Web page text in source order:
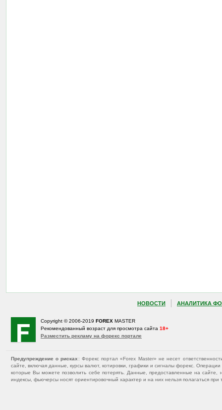
НОВОСТИ АНАЛИТИКА
Copyright © 2006-2019 FOREX MASTER
Рекомендованный возраст для просмотра сайта 18+
Разместить рекламу на форекс портале
Предупреждение о рисках : Форекс портал «Forex Master» не несет
сайте, включая данные, курсы валют, котировки, графики и сигналы форекс.
которые Вы можете позволить себе потерять. Данные, предоставленные на
индексы, фьючерсы носят ориентировочный характер и на них нельзя полагаться при